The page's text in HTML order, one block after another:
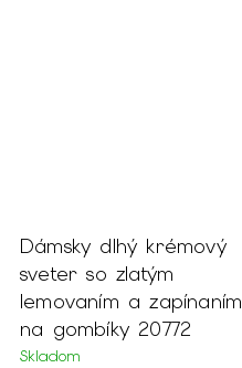
Dámsky dlhý krémový
sveter so zlatým
lemovaním a zapínaním
na gombíky 20772
Skladom